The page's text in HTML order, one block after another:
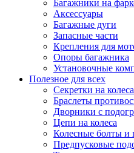
Багажники на
Аксессуары
Багажные дуги
Запасные части
Крепления для
Опоры багажника
Установочные
Полезное для всех
Секретки на колеса
Браслеты
Дворники с
Цепи на колеса
Колесные болты и
Предпусковые